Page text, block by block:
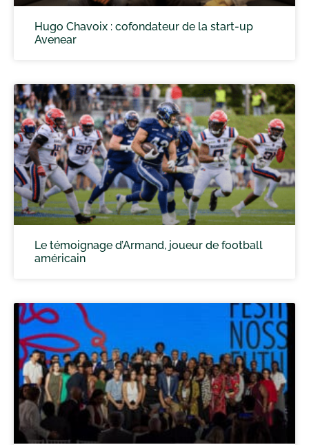
Hugo Chavoix : cofondateur de la start-up
Avenear
Le témoignage d’Armand, joueur de football
américain